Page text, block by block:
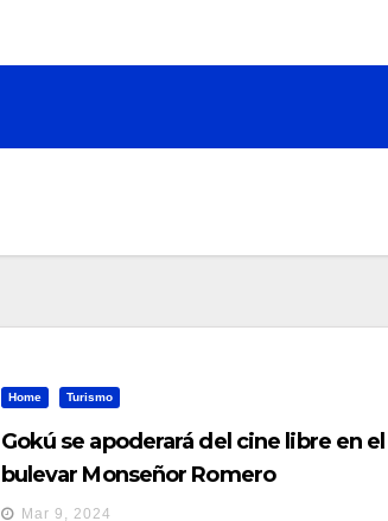
Home Turismo
Gokú se apoderará del cine libre en el
bulevar Monseñor Romero
Mar 9, 2024